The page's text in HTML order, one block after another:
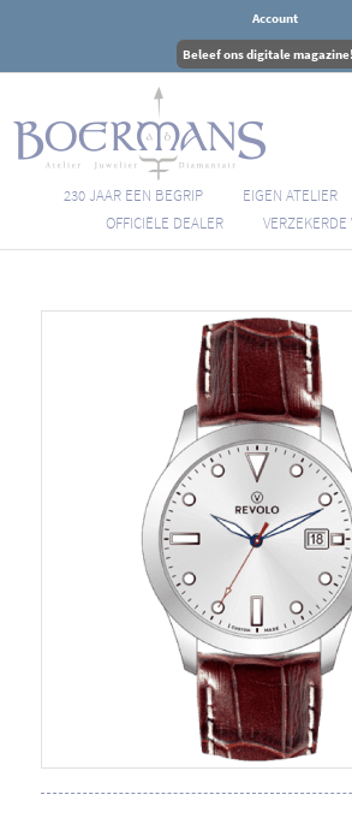
Account
Beleef ons digitale magazine!
230 JAAR EEN BEGRIP EIGEN ATELIER
OFFICIËLE DEALER